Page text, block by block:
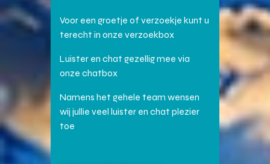
Voor een groetje of verzoekje kunt u
terecht in onze verzoekbox
Luister en chat gezellig mee via
onze chatbox
Namens het gehele team wensen
wij jullie veel luister en chat plezier
toe